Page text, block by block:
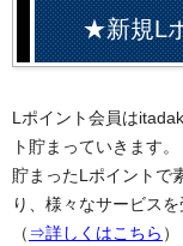
★新規L
Lポイント会員は
ト貯まっていきます。
貯まったLポイントで
り、様々なサービス
（ ⇒詳しくはこちら ）